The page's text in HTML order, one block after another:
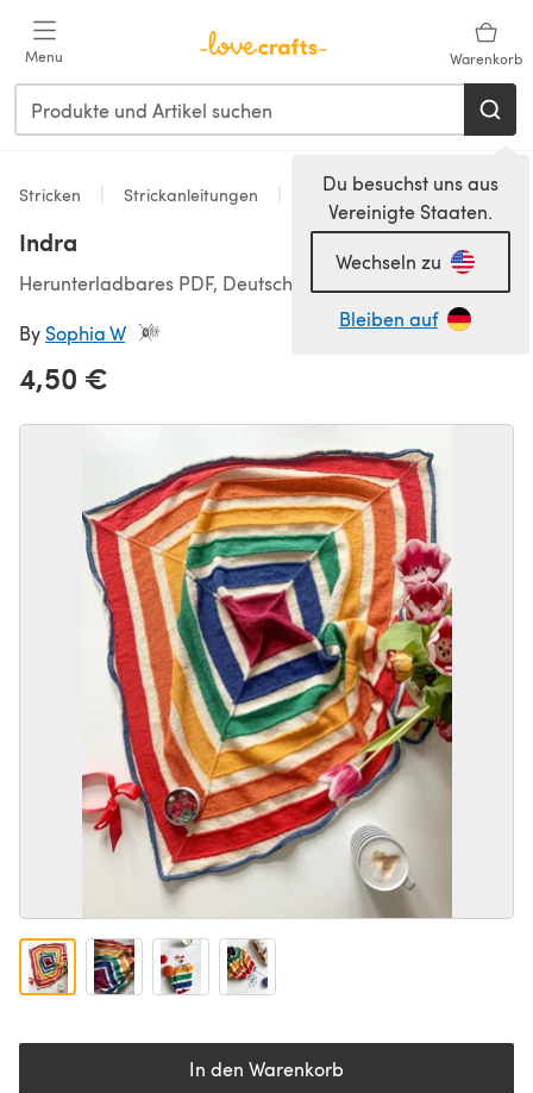
Menu Warenkorb
Du besuchst uns aus
Vereinigte Staaten.
Wechseln zu
Bleiben auf
Stricken Strickanleitungen Babydecken
Indra
Herunterladbares PDF, Deutsch
By Sophia W
4,50 €
In den Warenkorb